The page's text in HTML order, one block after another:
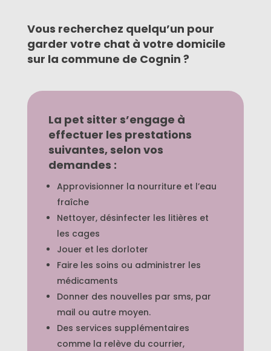
Vous recherchez quelqu’un pour
garder votre chat à votre domicile
sur la commune de Cognin ?
La pet sitter s’engage à
effectuer les prestations
suivantes, selon vos
demandes :
Approvisionner la nourriture et l’eau
fraîche
Nettoyer, désinfecter les litières et
les cages
Jouer et les dorloter
Faire les soins ou administrer les
médicaments
Donner des nouvelles par sms, par
mail ou autre moyen.
Des services supplémentaires
comme la relève du courrier,